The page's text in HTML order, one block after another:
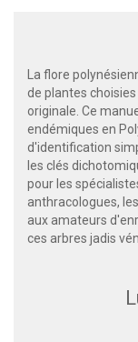
La flore
de plantes
originale. Ce
endémiques en
d'identification
les clés
pour les
anthracologues,
aux amateurs
ces arbres jadis